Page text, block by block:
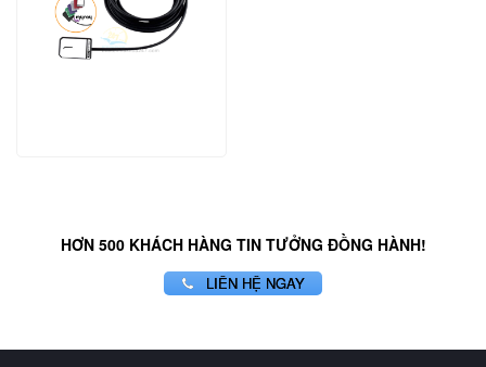
HƠN 500 KHÁCH HÀNG TIN TƯỞNG ĐỒNG HÀNH!
LIÊN HỆ NGAY